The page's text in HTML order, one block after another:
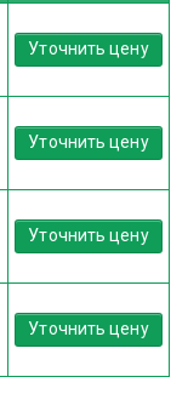
Уточнить цену
Уточнить цену
Уточнить цену
Уточнить цену